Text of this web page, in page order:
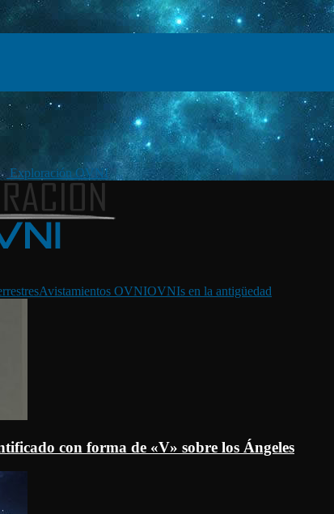
Exploración OVNI
Avistamientos OVNIOVNIs en la antigüedad
con forma de «V» sobre los Ángeles